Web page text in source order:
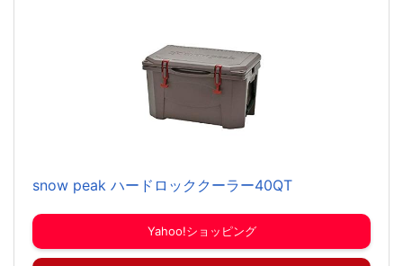
snow peak ハードロッククーラー40QT
Yahoo!ショッピング